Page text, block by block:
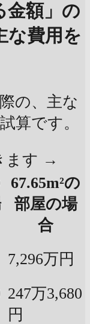
金額」の
な費用を
の、主な
算です。
ます →
67.65m²の
部屋の場
合
7,296万円
247万3,680
円